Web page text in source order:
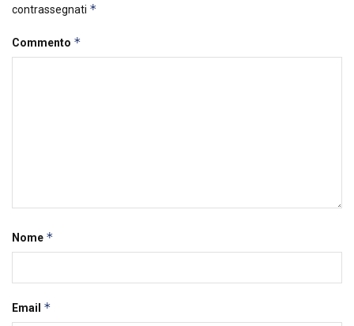
contrassegnati *
Commento *
Nome *
Email *